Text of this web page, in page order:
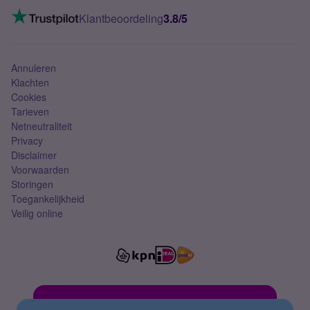
Mobiel abonnement
VoLTE 4G bellenKlantbeoordeling3.8/5
Annuleren
Klachten
Cookies
Tarieven
Netneutraliteit
Privacy
Disclaimer
Voorwaarden
Storingen
Toegankelijkheid
Veilig online